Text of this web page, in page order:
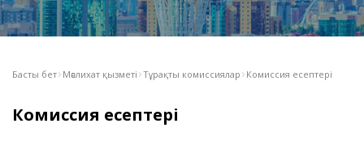
Басты бет Мәслихат қызметі Тұрақты комиссиялар Комиссия есептері
Комиссия есептері